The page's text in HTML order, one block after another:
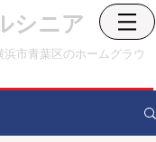
シニア
市青葉区のホームグラウ